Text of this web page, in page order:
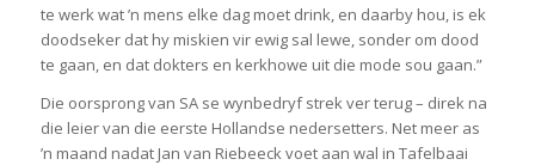
te werk wat ’n mens elke dag moet drink, en daarby hou, is ek
doodseker dat hy miskien vir ewig sal lewe, sonder om dood
te gaan, en dat dokters en kerkhowe uit die mode sou gaan.”
Die oorsprong van SA se wynbedryf strek ver terug – direk na
die leier van die eerste Hollandse nedersetters. Net meer as
’n maand nadat Jan van Riebeeck voet aan wal in Tafelbaai